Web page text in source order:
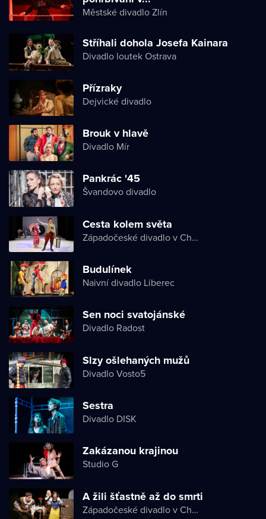
Městské divadlo Zlín
Stříhali dohola Josefa Kainara
Divadlo loutek Ostrava
Přízraky
Dejvické divadlo
Brouk v hlavě
Divadlo Mír
Pankrác '45
Švandovo divadlo
Cesta kolem světa
Západočeské divadlo v Chebu
Budulínek
Naivní divadlo Liberec
Sen noci svatojánské
Divadlo Radost
Slzy ošlehaných mužů
Divadlo Vosto5
Sestra
Divadlo DISK
Zakázanou krajinou
Studio G
A žili šťastně až do smrti
Západočeské divadlo v Chebu